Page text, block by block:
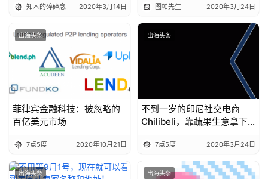
知木的碎碎念 2020年3月14日 图帕先生 2020年3月24日
出海头条
菲律宾金融科技：被忽略的
百亿美元市场
7点5度 2020年10月21日
出海头条
不到一岁的印尼社交电商
Chilibeli，靠蔬果生意拿下
7点5度 2020年3月24日
出海头条 出海头条